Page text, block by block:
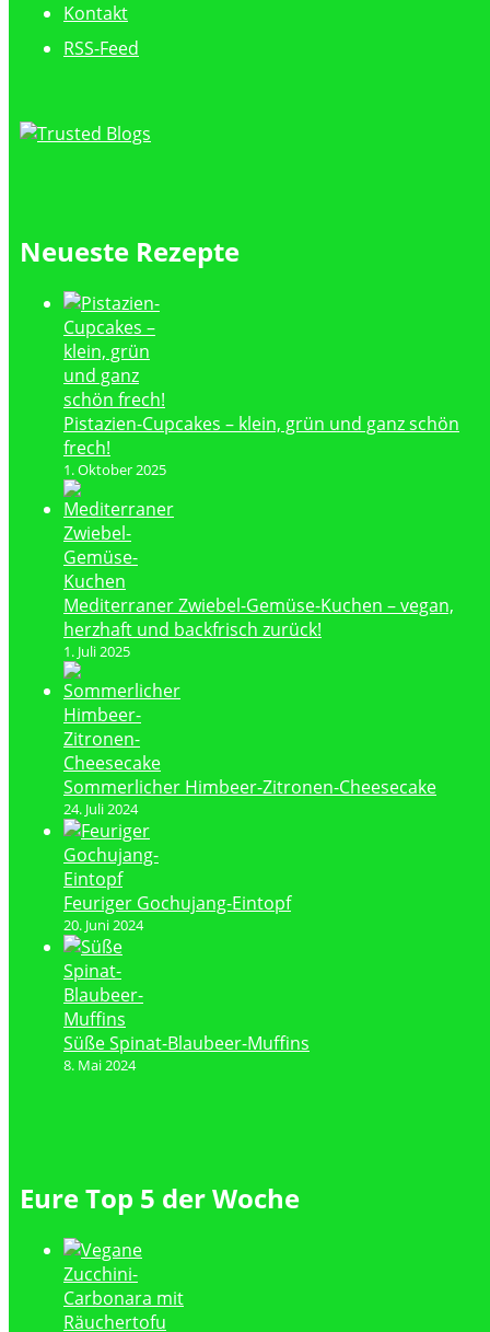
Kontakt
RSS-Feed
Neueste Rezepte
Pistazien-Cupcakes – klein, grün und ganz schön
frech!
1. Oktober 2025
Mediterraner Zwiebel-Gemüse-Kuchen – vegan,
herzhaft und backfrisch zurück!
1. Juli 2025
Sommerlicher Himbeer-Zitronen-Cheesecake
24. Juli 2024
Feuriger Gochujang-Eintopf
20. Juni 2024
Süße Spinat-Blaubeer-Muffins
8. Mai 2024
Eure Top 5 der Woche